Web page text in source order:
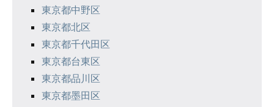
東京都中野区
東京都北区
東京都千代田区
東京都台東区
東京都品川区
東京都墨田区